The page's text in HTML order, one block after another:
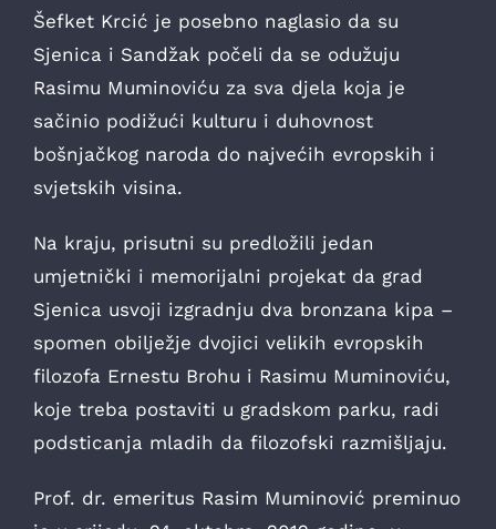
Šefket Krcić je posebno naglasio da su
Sjenica i Sandžak počeli da se odužuju
Rasimu Muminoviću za sva djela koja je
sačinio podižući kulturu i duhovnost
bošnjačkog naroda do najvećih evropskih i
svjetskih visina.
Na kraju, prisutni su predložili jedan
umjetnički i memorijalni projekat da grad
Sjenica usvoji izgradnju dva bronzana kipa –
spomen obilježje dvojici velikih evropskih
filozofa Ernestu Brohu i Rasimu Muminoviću,
koje treba postaviti u gradskom parku, radi
podsticanja mladih da filozofski razmišljaju.
Prof. dr. emeritus Rasim Muminović preminuo